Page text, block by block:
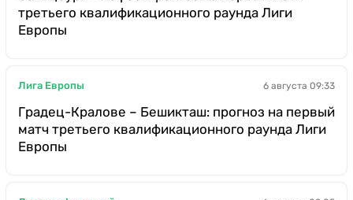
третьего квалификационного раунда Лиги
Европы
Лига Европы 6 августа 09:33
Градец-Кралове – Бешикташ: прогноз на первый
матч третьего квалификационного раунда Лиги
Европы